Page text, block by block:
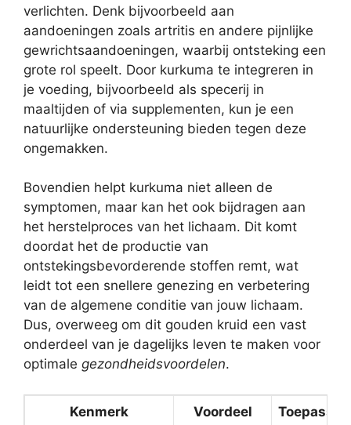
verlichten. Denk bijvoorbeeld aan
aandoeningen zoals artritis en andere pijnlijke
gewrichtsaandoeningen, waarbij ontsteking een
grote rol speelt. Door kurkuma te integreren in
je voeding, bijvoorbeeld als specerij in
maaltijden of via supplementen, kun je een
natuurlijke ondersteuning bieden tegen deze
ongemakken.
Bovendien helpt kurkuma niet alleen de
symptomen, maar kan het ook bijdragen aan
het herstelproces van het lichaam. Dit komt
doordat het de productie van
ontstekingsbevorderende stoffen remt, wat
leidt tot een snellere genezing en verbetering
van de algemene conditie van jouw lichaam.
Dus, overweeg om dit gouden kruid een vast
onderdeel van je dagelijks leven te maken voor
optimale gezondheidsvoordelen.
Kenmerk Voordeel